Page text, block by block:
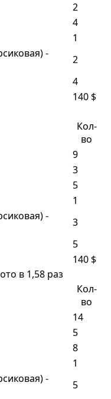
2
4
1
-
2
4
140 $
Кол-
во
9
3
5
1
-
3
5
140 $
в 1,58 раз
Кол-
во
14
5
8
1
-
5